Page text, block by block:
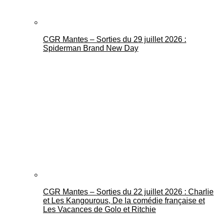
CGR Mantes – Sorties du 29 juillet 2026 :
Spiderman Brand New Day
CGR Mantes – Sorties du 22 juillet 2026 : Charlie
et Les Kangourous, De la comédie française et
Les Vacances de Golo et Ritchie